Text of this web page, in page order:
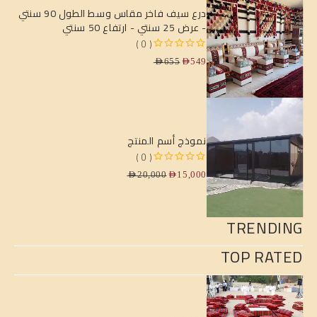
درع سيف فاخر مقاس وسط الطول 90 سنتي
- عرض 25 سنتي - ارتفاع 50 سنتي
( 0 )
AED655AED549
نموذج أسم المنتج
( 0 )
AED20,000AED15,000
TRENDING
TOP RATED